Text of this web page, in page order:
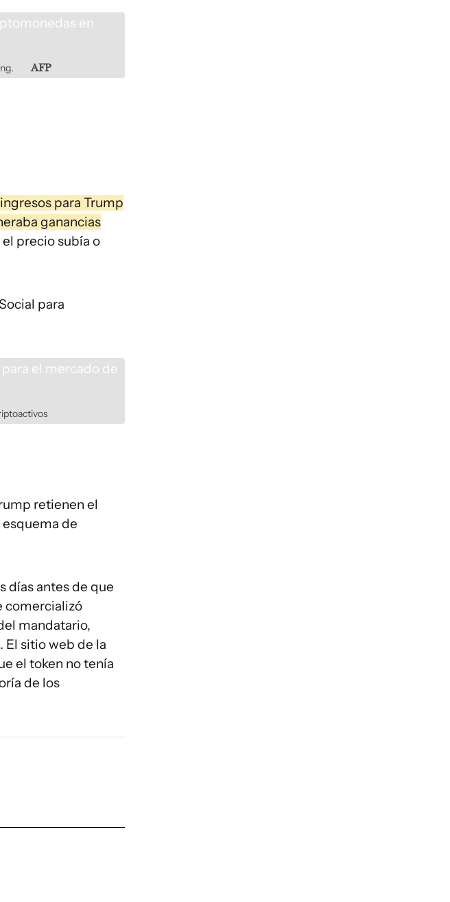
AFP
para Trump
ganancias
precio subía o
para
retienen el
de
días antes de que
comercializó
mandatario,
El sitio web de la
el token no tenía
de los